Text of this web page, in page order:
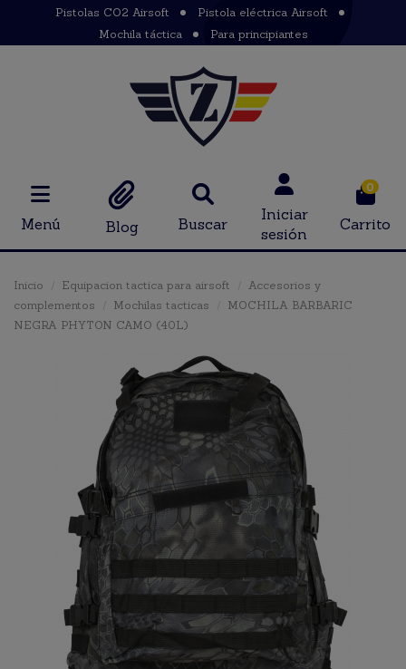
Pistolas CO2 Airsoft
Pistola eléctrica Airsoft
Mochila táctica
Para principiantes
Menú Blog Buscar
Iniciar
sesión
0
Carrito
Inicio Equipacion tactica para airsoft
Accesorios y
complementos
Mochilas tacticas
MOCHILA BARBARIC
NEGRA PHYTON CAMO (40L)